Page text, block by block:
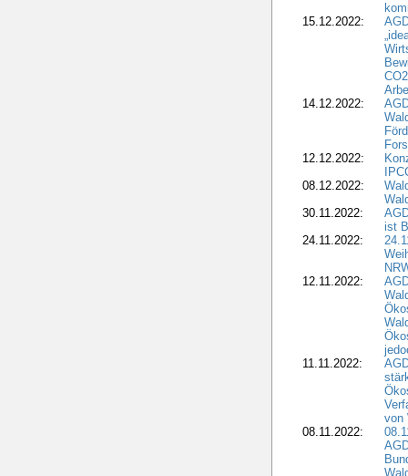
15.12.2022:
14.12.2022:
12.12.2022:
08.12.2022:
30.11.2022:
ist
24.11.2022:
12.11.2022:
11.11.2022:
von
08.11.2022: